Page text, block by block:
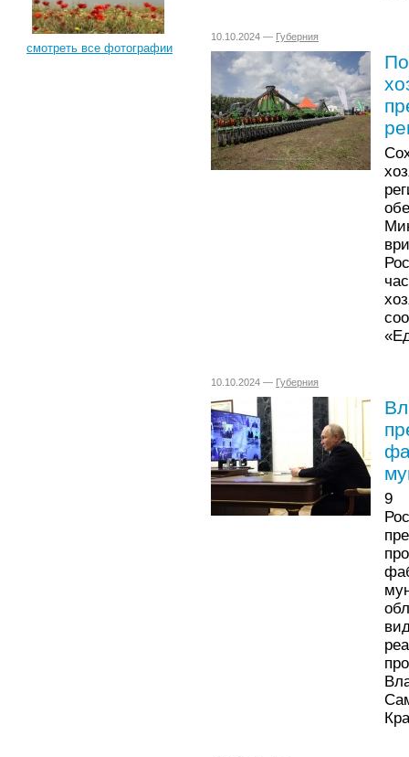
смотреть все фотографии
10.10.2024 — Губерния
10.10.2024 — Губерния
9